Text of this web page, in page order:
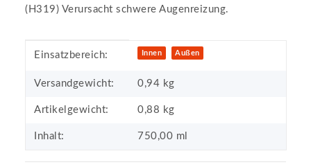
(H319) Verursacht schwere Augenreizung.
Produkteigenschaft
Wert
Einsatzbereich: Innen Außen
Versandgewicht: 0,94 kg
Artikelgewicht: 0,88 kg
Inhalt: 750,00 ml